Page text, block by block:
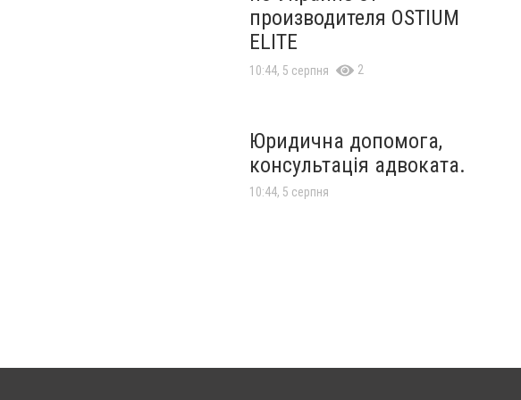
производителя OSTIUM
ELITE
10:44, 5 серпня 2
Юридична допомога,
консультація адвоката.
10:44, 5 серпня